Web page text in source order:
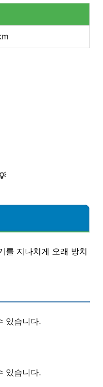
를 지나치게 오래 방치
있습니다.
있습니다.